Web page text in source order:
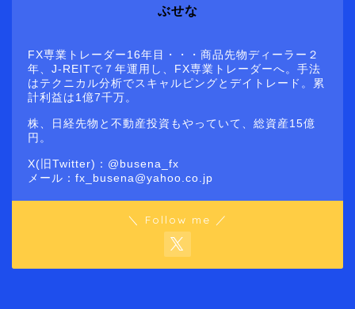
ぶせな
FX専業トレーダー16年目・・・商品先物ディーラー２
年、J-REITで７年運用し、FX専業トレーダーへ。手法
はテクニカル分析でスキャルピングとデイトレード。累
計利益は1億7千万。
株、日経先物と不動産投資もやっていて、総資産15億
円。
X(旧Twitter)：@busena_fx
メール：fx_busena@yahoo.co.jp
＼ Follow me ／